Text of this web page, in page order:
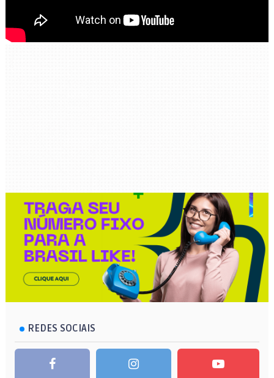
REDES SOCIAIS